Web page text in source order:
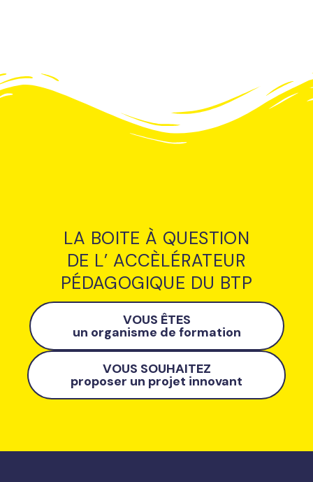
LA BOITE À QUESTION
DE L’ ACCÈLÉRATEUR
PÉDAGOGIQUE DU BTP
VOUS ÊTES
un organisme de formation
VOUS SOUHAITEZ
proposer un projet innovant